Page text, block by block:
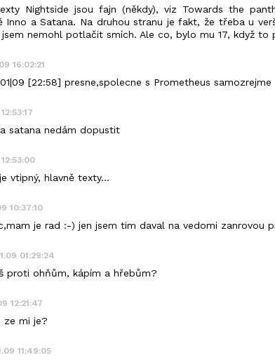
Nightside jsou fajn (někdy), viz Towards the
Inno a Satana. Na druhou stranu je fakt, že třeba u
nemohl potlačit smích. Ale co, bylo mu 17, když to
16:02:21
[22:58] presne,spolecne s Prometheus samozrejme
satana nedám dopustit
vtipný, hlavně texty...
10:37:10
je rad :-) jen jsem tim daval na vedomi zanrovou
01:29:24
proti ohňům, kápím a hřebům?
12:21:47
ze mi je?
11:49:05